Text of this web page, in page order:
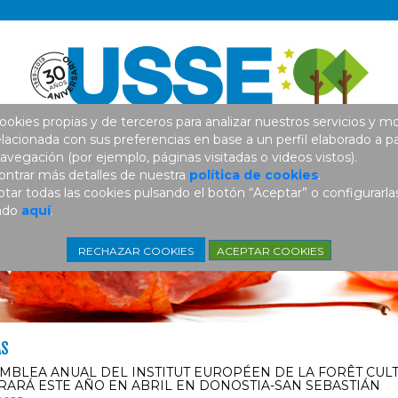
ANUAL DEL INSTITUT EUROPÉEN DE LA FORÊT
ESTE AÑO EN ABRIL EN DONOSTIA-SAN SEBASTIÁN
propias y de terceros para analizar nuestros servicios y
con sus preferencias en base a un perfil elaborado a
(por ejemplo, páginas visitadas o videos vistos).
más detalles de nuestra política de cookies.
todas las cookies pulsando el botón “Aceptar” o
aquí.
RECHAZAR COOKIES ACEPTAR COOKIES